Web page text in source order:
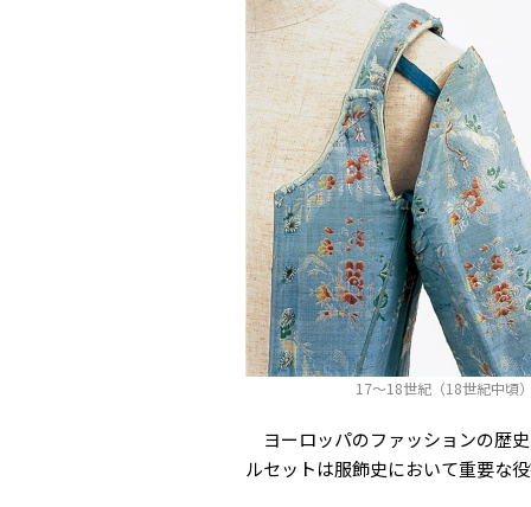
17〜18世紀（18世紀中頃
ヨーロッパのファッションの歴
ルセットは服飾史において重要な